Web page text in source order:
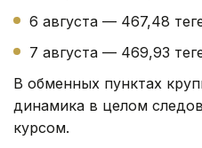
6 августа — 467,48
7 августа — 469,93
В обменных пунктах
динамика в целом
курсом.